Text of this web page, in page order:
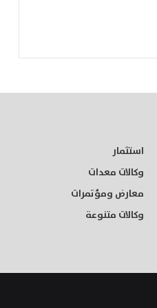
استثمار
وكالات معدات
معارض ومؤتمرات
وكالات متنوعة